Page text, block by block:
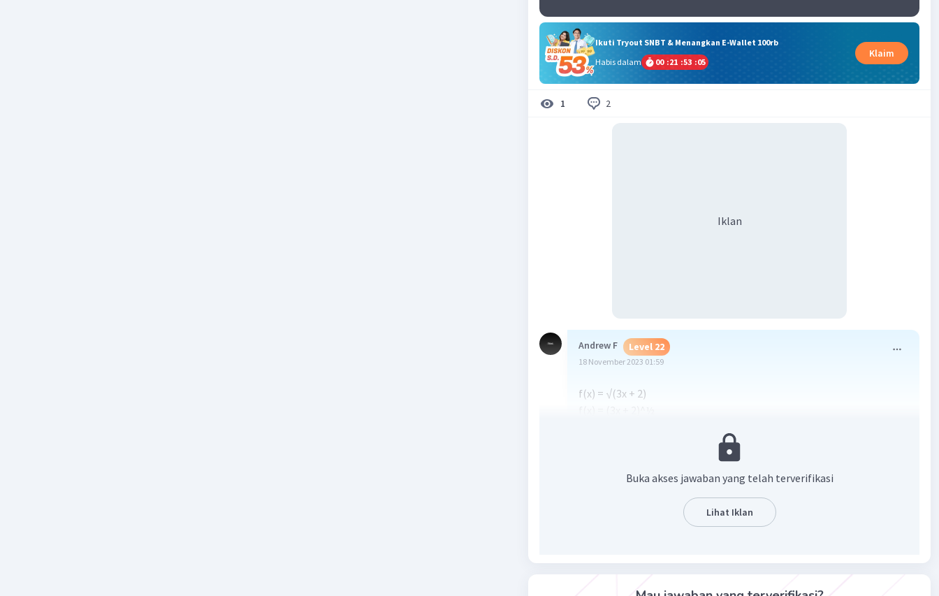
Ikuti Tryout SNBT & Menangkan E-Wallet 100rb
Habis dalam
00 :21 :53 :04
Klaim
1 2
Iklan
Andrew F Level 22
18 November 2023 01:59
f(x) = √(3x + 2)
f'(x) = 3/(2(3x + 2)^½)
Jadi, turunannya adalah f'(x) = 3/(2√(3x + 2)).
Buka akses jawaban yang telah terverifikasi
Lihat Iklan